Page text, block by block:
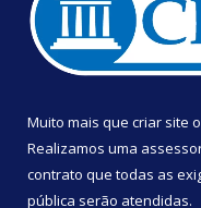
Muito mais que criar site
Realizamos uma
contrato que todas as
pública serão atendidas.